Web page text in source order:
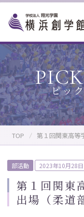
p
o
c
o
n
t
e
t
TOP 第１回関東高等
部活動
t
e
2023年10月28日
第１回関東
出場（柔道